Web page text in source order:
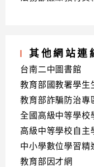
其他網站連
台南二中圖書館
教育部國教署學生
教育部詐騙防治專
全國高級中等學校
高級中等學校自主
中小學數位學習精
教育部因才網